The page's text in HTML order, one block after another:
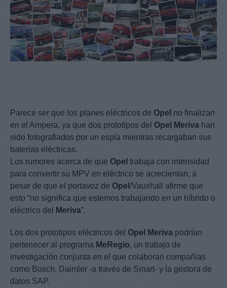
Parece ser que los planes eléctricos de Opel no finalizan
en el Ampera, ya que dos prototipos del Opel Meriva han
sido fotografiados por un espía mientras recargaban sus
baterías eléctricas.
Los rumores acerca de que Opel trabaja con intensidad
para convertir su MPV en eléctrico se acrecientan, a
pesar de que el portavoz de Opel /Vauxhall afirme que
esto “no significa que estemos trabajando en un híbrido o
eléctrico del
Meriva”.
Los dos prototipos eléctricos del Opel Meriva podrían
pertenecer al programa MeRegio, un trabajo de
investigación conjunta en el que colaboran compañías
como Bosch, Daimler -a través de Smart- y la gestora de
datos SAP.